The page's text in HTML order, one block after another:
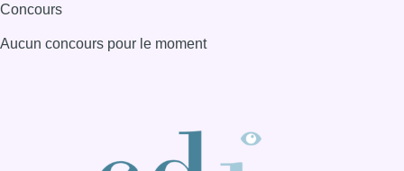
Concours
Aucun concours pour le moment